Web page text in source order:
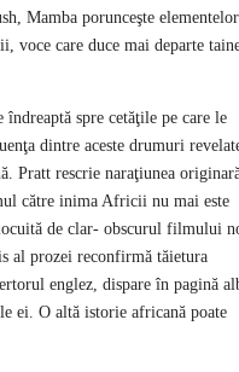
Mamba porunceşte
voce care duce mai departe
spre cetăţile pe care le
dintre aceste drumuri
Pratt rescrie naraţiunea
către inima Africii nu mai este
de clar- obscurul filmului
al prozei reconfirmă tăietura
englez, dispare în pagină
ei. O altă istorie africană poate